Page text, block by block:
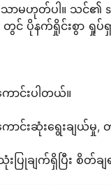
းသာမဟုတ်ပါ။ သ
ပိုနက်ရှိုင်းစွာ ရှုပ်ရှာ
ာင်းပါတယ်။
းဆုံးရွေးချယ်မှု,
ြုချက်ရှိပြီး စိတ်ချ